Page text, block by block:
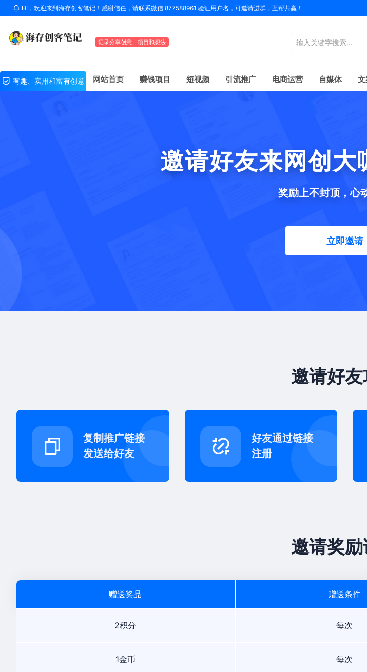
HI，欢迎来到海存创客笔记！感谢信任，请联系微信 877588961 验证用户名，可邀请进群，互帮共赢！
记录分享创意、项目和想法
有趣、实用和富有创意 网站首页 赚钱项目 短视频 引流推广 电商运营 自媒体
邀请好友来网创
奖励上不封顶，心
立即邀请
邀请好
复制推广链接
发送给好友
好友通过链接
注册
邀请奖励
赠送奖品 赠送条件
2积分 每次
1金币 每次